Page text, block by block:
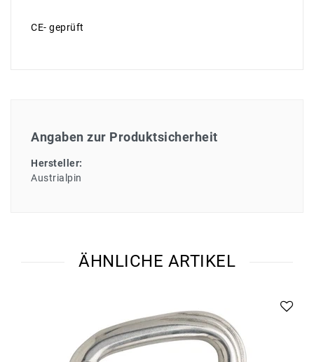
CE- geprüft
Angaben zur Produktsicherheit
Hersteller:
Austrialpin
ÄHNLICHE ARTIKEL